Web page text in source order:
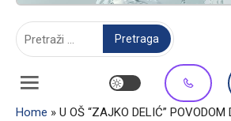
Home » U OŠ “ZAJKO DELIĆ”